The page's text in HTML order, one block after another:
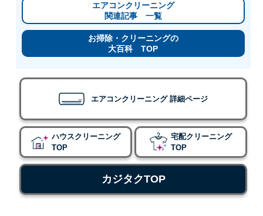
エアコンクリーニング
関連記事 一覧
お掃除・クリーニングの
大百科 TOP
エアコンクリーニング 詳細ページ
ハウスクリーニング
TOP
宅配クリーニング
TOP
カジタクTOP